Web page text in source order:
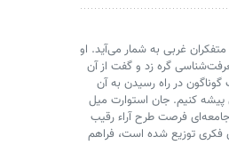
غربی به شمار می‌آید. او
گره زد و گفت از آن
در راه رسیدن به آن
پیشه کنیم. جان استوارت میل
در جامعه‌ای فرصت طرح آراء رقیب
فکری توزیع شده است، فراهم